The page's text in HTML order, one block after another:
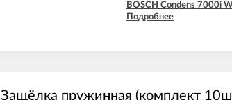
BOSCH Condens 7000i
BOSCH Condens 7000i
Подробнее
Защёлка пружинная (комплект